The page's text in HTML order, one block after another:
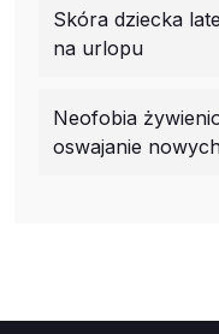
Skóra dziecka
na urlopu
Neofobia
oswajanie